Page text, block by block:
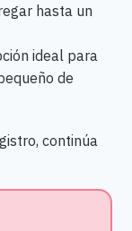
hasta un
ideal para
de
continúa